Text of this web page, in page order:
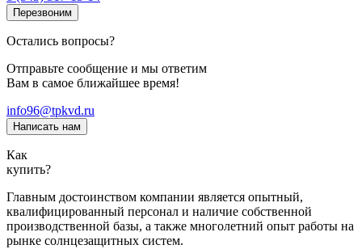
Перезвоним
Остались вопросы?
Отправьте сообщение и мы ответим
Вам в самое ближайшее время!
info96@tpkvd.ru
Написать нам
Как
купить?
Главным достоинством компании является опытный,
квалифицированный персонал и наличие собственной
производственной базы, а также многолетний опыт работы на
рынке солнцезащитных систем.